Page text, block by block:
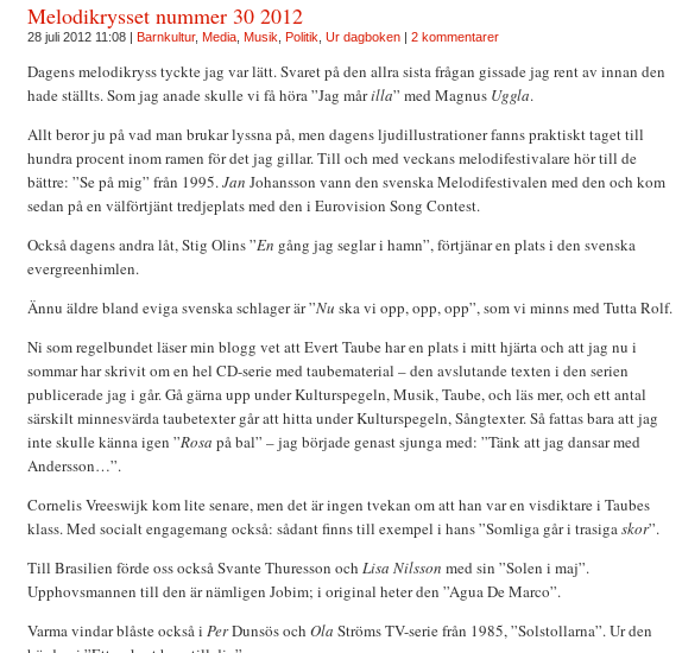
Melodikrysset nummer 30 2012
28 juli 2012 11:08 | Barnkultur, Media, Musik Politik Ur dagboken| 2 kommentarer
Dagens melodikryss tyckte jag var lätt. Svaret på den allra sista frågan gissade jag rent av innan den
hade ställts. Som jag anade skulle vi få höra ”Jag mårilla” med Magnus Uggla.
Allt beror ju på vad man brukar lyssna på, men dagens ljudillustrationer fanns praktiskt taget till
hundra procent inom ramen för det jag gillar. Till och med veckans melodifestivalare hör till de
bättre: ”Se på mig” från 1995.Jan Johansson vann den svenska Melodifestivalen med den och kom
sedan på en välförtjänt tredjeplats med den i Eurovision Song Contest.
Också dagens andra låt, Stig Olins ”En gång jag seglar i hamn”, förtjänar en plats i den svenska
evergreenhimlen.
Ännu äldre bland eviga svenska schlager är ”Nu ska vi opp, opp, opp”, som vi minns med Tutta Rolf.
Ni som regelbundet läser min blogg vet att Evert Taube har en plats i mitt hjärta och att jag nu i
sommar har skrivit om en hel CD-serie med taubematerial – den avslutande texten i den serien
publicerade jag i går. Gå gärna upp under Kulturspegeln, Musik, Taube, och läs mer, och ett antal
särskilt minnesvärda taubetexter går att hitta under Kulturspegeln, Sångtexter. Så fattas bara att jag
inte skulle känna igen ”Rosa på bal” – jag började genast sjunga med: ”Tänk att jag dansar med
Andersson…”.
Cornelis Vreeswijk kom lite senare, men det är ingen tvekan om att han var en visdiktare i Taubes
klass. Med socialt engagemang också: sådant finns till exempel i hans ”Somliga går i trasigaskor”.
Till Brasilien förde oss också Svante Thuresson och Lisa Nilsson med sin ”Solen i maj”.
Upphovsmannen till den är nämligen Jobim; i original heter den ”Agua De Marco”.
Varma vindar blåste också i PerDunsös och Ola Ströms TV-serie från 1985, ”Solstollarna”. Ur den